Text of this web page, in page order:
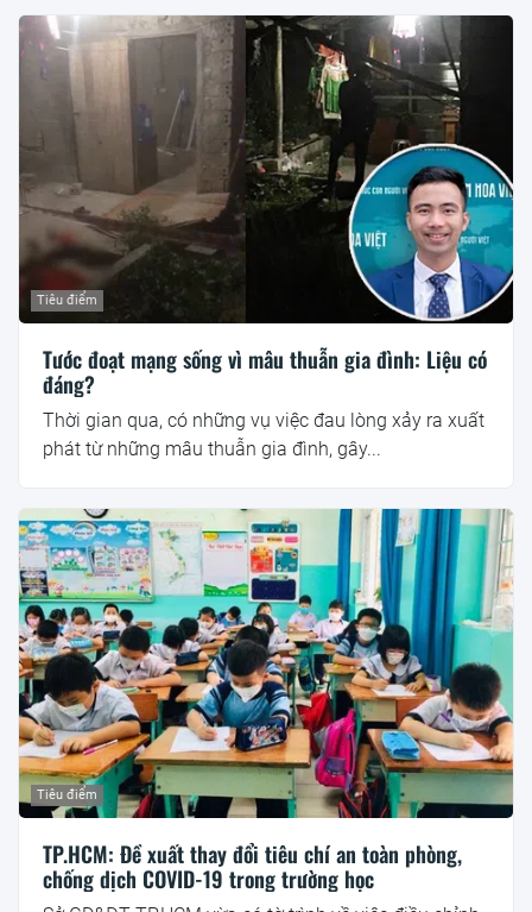
Tiêu điểm
Tước đoạt mạng sống vì mâu thuẫn gia đình: Liệu có
đáng?
Thời gian qua, có những vụ việc đau lòng xảy ra xuất
phát từ những mâu thuẫn gia đình, gây...
Tiêu điểm
TP.HCM: Đề xuất thay đổi tiêu chí an toàn phòng,
chống dịch COVID-19 trong trường học